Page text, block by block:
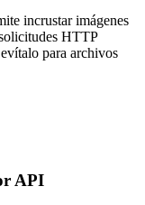
incrustar imágenes
HTTP
para archivos
API